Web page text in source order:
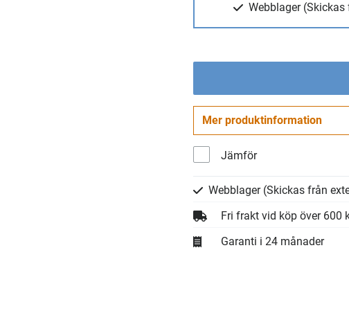
Webblager (Skickas
Mer produktinformation
Jämför
Webblager (Skickas från
Fri frakt vid köp över 600
Garanti i 24 månader